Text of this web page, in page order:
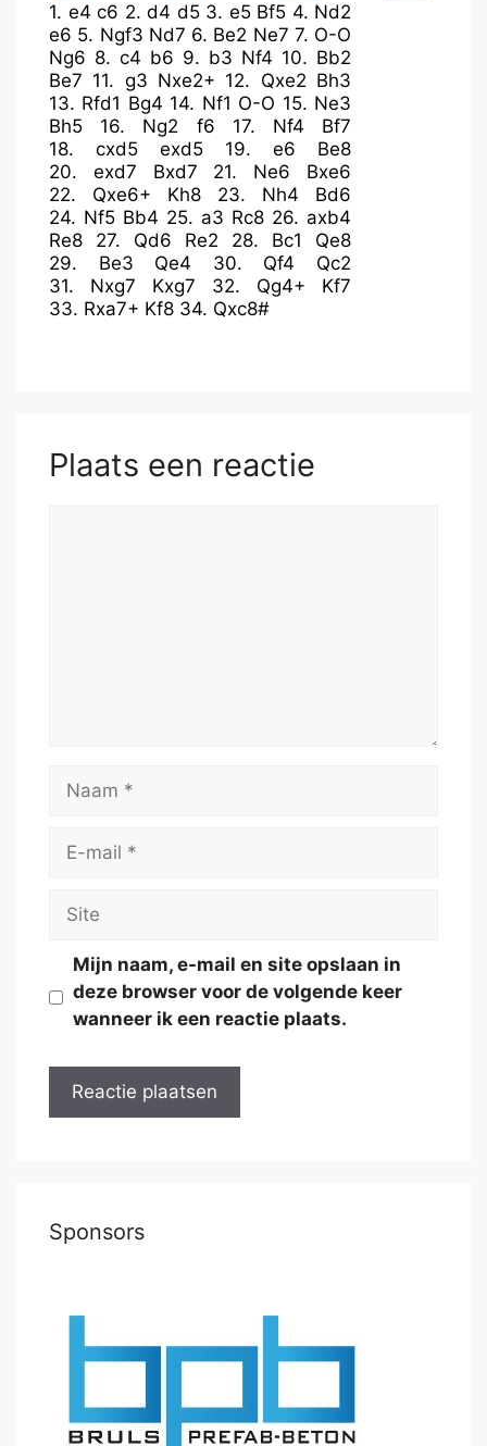
1. e4 c6 2. d4 d5 3. e5 Bf5 4. Nd2
e6 5. Ngf3 Nd7 6. Be2 Ne7 7. O-O
Ng6 8. c4 b6 9. b3 Nf4 10. Bb2
Be7 11. g3 Nxe2+ 12. Qxe2 Bh3
13. Rfd1 Bg4 14. Nf1 O-O 15. Ne3
Bh5
16. Ng2 f6 17. Nf4
Bf7
18. cxd5 exd5 19. e6
Be8
20. exd7 Bxd7 21. Ne6
Bxe6
22. Qxe6+ Kh8 23. Nh4
Bd6
24. Nf5 Bb4 25. a3 Rc8 26. axb4
Re8
27. Qd6 Re2 28. Bc1
Qe8
29. Be3 Qe4 30. Qf4
Qc2
31. Nxg7 Kxg7 32. Qg4+
Kf7
33. Rxa7+ Kf8 34. Qxc8#
Plaats een reactie
Naam
Site
Mijn naam, e-mail en site opslaan in
deze browser voor de volgende keer
wanneer ik een reactie plaats.
Sponsors